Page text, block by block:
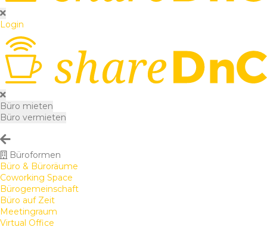
Login
Büro mieten
Büro vermieten
Büroformen
Büro & Büroräume
Coworking Space
Bürogemeinschaft
Büro auf Zeit
Meetingraum
Virtual Office